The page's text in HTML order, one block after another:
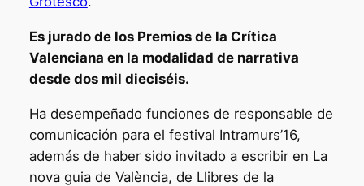
Es jurado de los Premios de la Crítica
Valenciana en la modalidad de narrativa
desde dos mil dieciséis.
Ha desempeñado funciones de responsable de
comunicación para el festival Intramurs’16,
además de haber sido invitado a escribir en La
nova guia de València, de Llibres de la